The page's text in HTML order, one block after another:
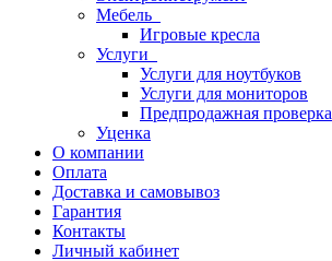
Мебель
Игровые кресла
Услуги
Услуги для ноутбуков
Услуги для мониторов
Предпродажная проверка
Уценка
О компании
Оплата
Доставка и самовывоз
Гарантия
Контакты
Личный кабинет